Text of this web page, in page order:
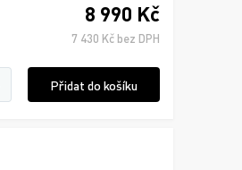
8 990 Kč
7 430 Kč bez DPH
Přidat do košíku